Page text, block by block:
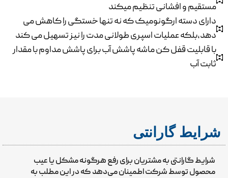
مستقیم و افشانی تنظیم میکند
دارای دسته ارگونومیک که نه تنها خستگی را کاهش می
دهد،بلکه عملیات اسپری طولانی مدت را نیز تسهیل می کند
با قابلیت قفل کن ماشه پاشش آب برای پاشش مداوم با مقدار
ثابت آب
شرایط گارانتی
شرایط گارانتی به مشتریان برای رفع هرگونه مشکل یا عیب
محصول توسط شرکت اطمینان می‌دهد که در این مطلب به